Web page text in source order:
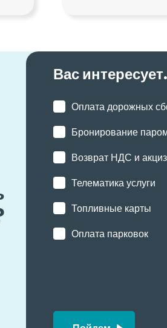
Вас
Оплата дорожных
Бронирование
Возврат НДС и
Телематика услуги
Топливные карты
Оплата парковок